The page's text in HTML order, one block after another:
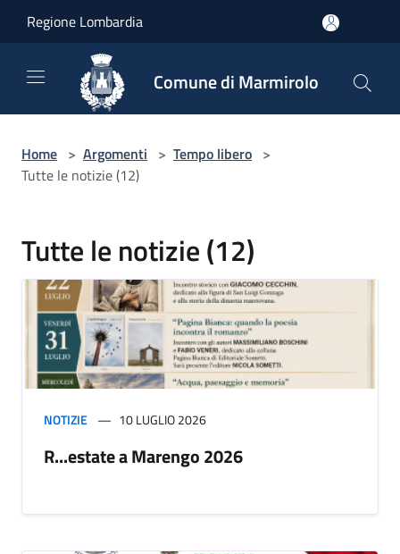
Regione Lombardia
Comune di Marmirolo
Home > Argomenti > Tempo libero >
Tutte le notizie (12)
Tutte le notizie (12)
NOTIZIE 10 LUGLIO 2026
R...estate a Marengo 2026